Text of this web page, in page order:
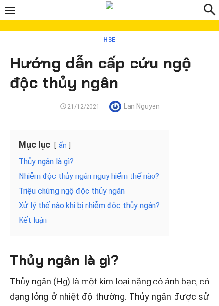
Chuyển
tới
phần
dung
HSE
Hướng dẫn cấp cứu ngộ
độc thủy ngân
ĐĂNG
21/12/2021
Tác
Lan Nguyen
Mục lục ẩn
Thủy ngân là gì?
Nhiễm độc thủy ngân nguy hiểm thế nào?
Triệu chứng ngộ độc thủy ngân
Xử lý thế nào khi bị nhiễm độc thủy ngân?
Kết luận
Thủy ngân là gì?
Thủy ngân (Hg) là một kim loại nặng có ánh bạc, có
dạng lỏng ở nhiệt độ thường. Thủy ngân được sử